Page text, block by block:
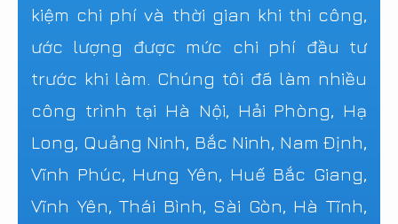
kiệm chi phí và thời gian khi thi công,
ước lượng được mức chi phí đầu tư
trước khi làm. Chúng tôi đã làm nhiều
công trình tại Hà Nội, Hải Phòng, Hạ
Long, Quảng Ninh, Bắc Ninh, Nam Định,
Vĩnh Phúc, Hưng Yên, Huế Bắc Giang,
Vĩnh Yên, Thái Bình, Sài Gòn, Hà Tĩnh,